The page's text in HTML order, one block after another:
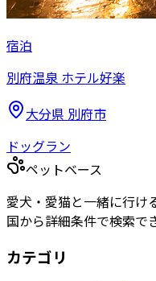
宿泊
別府温泉 ホテル好楽
大分県 別府市
ドッグラン
ペットベース
愛犬・愛猫と一緒に行け
国から詳細条件で検索で
カテゴリ